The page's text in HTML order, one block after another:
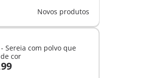
Novos produtos
Sereia com polvo que
cor
carrinho